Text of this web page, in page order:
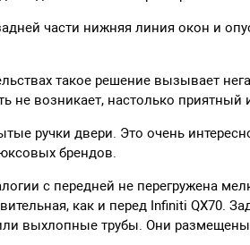
части нижняя линия окон и
такое решение вызывает
не возникает, настолько
ручки двери. Это очень
брендов.
с передней не перегружена
как и перед Infiniti QX70.
выхлопные трубы. Они размещены